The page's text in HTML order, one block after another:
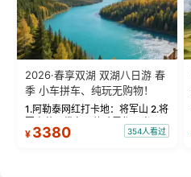
2026·春享双湖 双湖八日游 春
季 小车拼车、纯玩无购物！
1.阿勒泰网红打卡地：将军山 2.将
军山落日缆车，体验雪都风光 3.
将军山，夕阳派对，蹦迪party 4.
¥ 3380 354人看过